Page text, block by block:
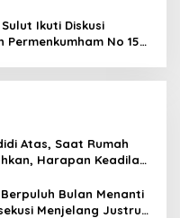
Ikuti Diskusi
No 15
Atas, Saat Rumah
Harapan Keadilan
Bulan Menanti
Menjelang Justru